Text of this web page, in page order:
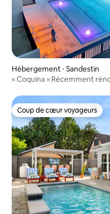
Hébergement ⋅ Sandestin
« Coquina » Récemment
Coup de cœur voyageurs
Coup de cœur voyageurs